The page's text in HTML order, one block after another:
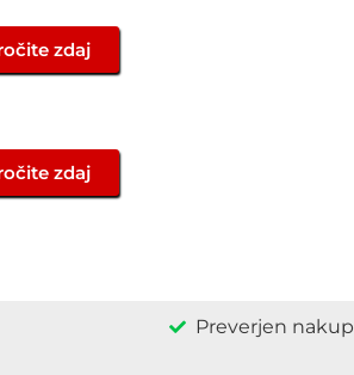
zdaj
zdaj
Preverjen nakup